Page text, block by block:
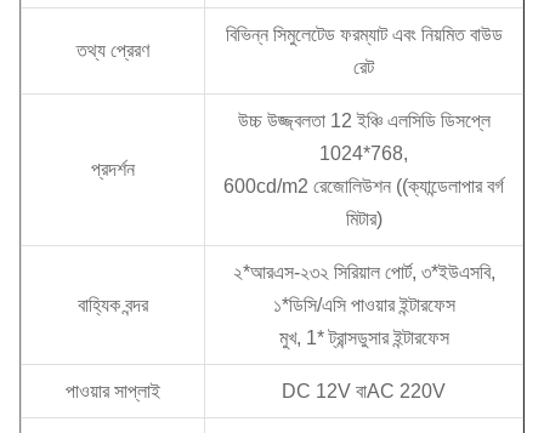
তথ্য প্রেরণ
বিভিন্ন সিমুলেটেড ফরম্যাট এবং নিয়মিত বাউড
রেট
প্রদর্শন
উচ্চ উজ্জ্বলতা 12 ইঞ্চি এলসিডি ডিসপ্লে
1024*768,
600cd/m2 রেজোলিউশন ((ক্যান্ডেলাপার বর্গ
মিটার)
বাহ্যিক বন্দর
২*আরএস-২৩২ সিরিয়াল পোর্ট, ৩*ইউএসবি,
১*ডিসি/এসি পাওয়ার ইন্টারফেস
মুখ, 1* ট্রান্সডুসার ইন্টারফেস
পাওয়ার সাপ্লাই DC 12V বাAC 220V